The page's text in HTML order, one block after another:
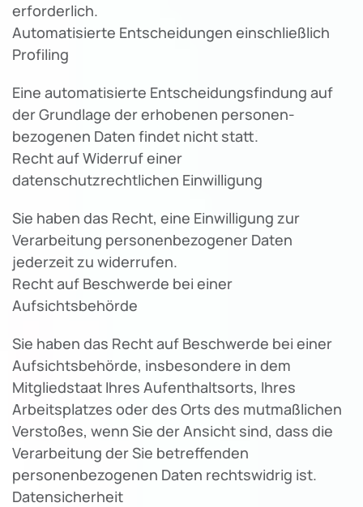
erforderlich.
Automatisierte Entscheidungen einschließlich
Profiling
Eine automatisierte Entscheidungsfindung auf
der Grundlage der erhobenen personen-
bezogenen Daten findet nicht statt.
Recht auf Widerruf einer
datenschutzrechtlichen Einwilligung
Sie haben das Recht, eine Einwilligung zur
Verarbeitung personenbezogener Daten
jederzeit zu widerrufen.
Recht auf Beschwerde bei einer
Aufsichtsbehörde
Sie haben das Recht auf Beschwerde bei einer
Aufsichtsbehörde, insbesondere in dem
Mitgliedstaat Ihres Aufenthaltsorts, Ihres
Arbeitsplatzes oder des Orts des mutmaßlichen
Verstoßes, wenn Sie der Ansicht sind, dass die
Verarbeitung der Sie betreffenden
personenbezogenen Daten rechtswidrig ist.
Datensicherheit